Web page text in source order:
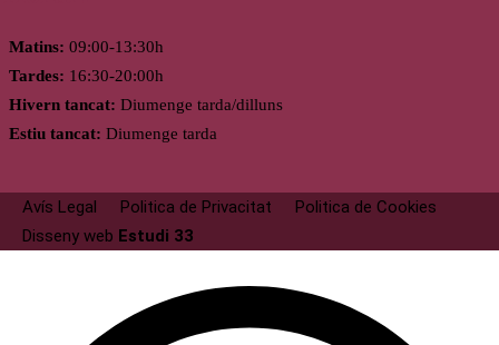
Matins: 09:00-13:30h
Tardes: 16:30-20:00h
Hivern tancat: Diumenge tarda/dilluns
Estiu tancat: Diumenge tarda
Avís Legal Politica de Privacitat
Politica de Cookies
Disseny web Estudi 33